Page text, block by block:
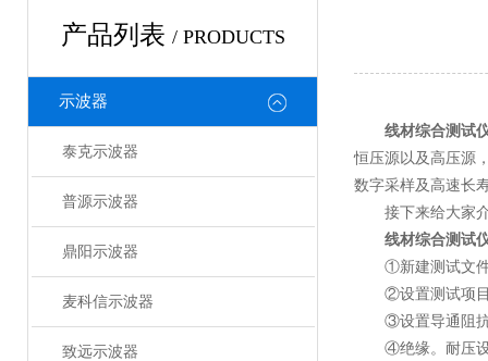
产品列表 / PRODUCTS
示波器
泰克示波器
普源示波器
鼎阳示波器
麦科信示波器
致远示波器
线材综合测试
恒压源以及高压源
数字采样及高速长
接下来给大家介
线材综合测试
①新建测试文件
②设置测试项目。
③设置导通阻抗
④绝缘。耐压设置